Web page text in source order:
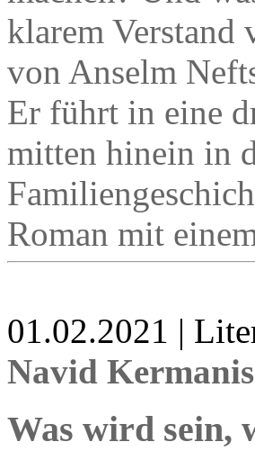
klarem Verstand
von Anselm
Er führt in eine
mitten hinein in
Roman mit
01.02.2021 |
Navid
Was wird sein,